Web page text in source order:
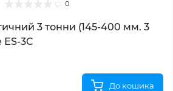
0
3 тонни (145-400 мм. 3
3C
До кошика